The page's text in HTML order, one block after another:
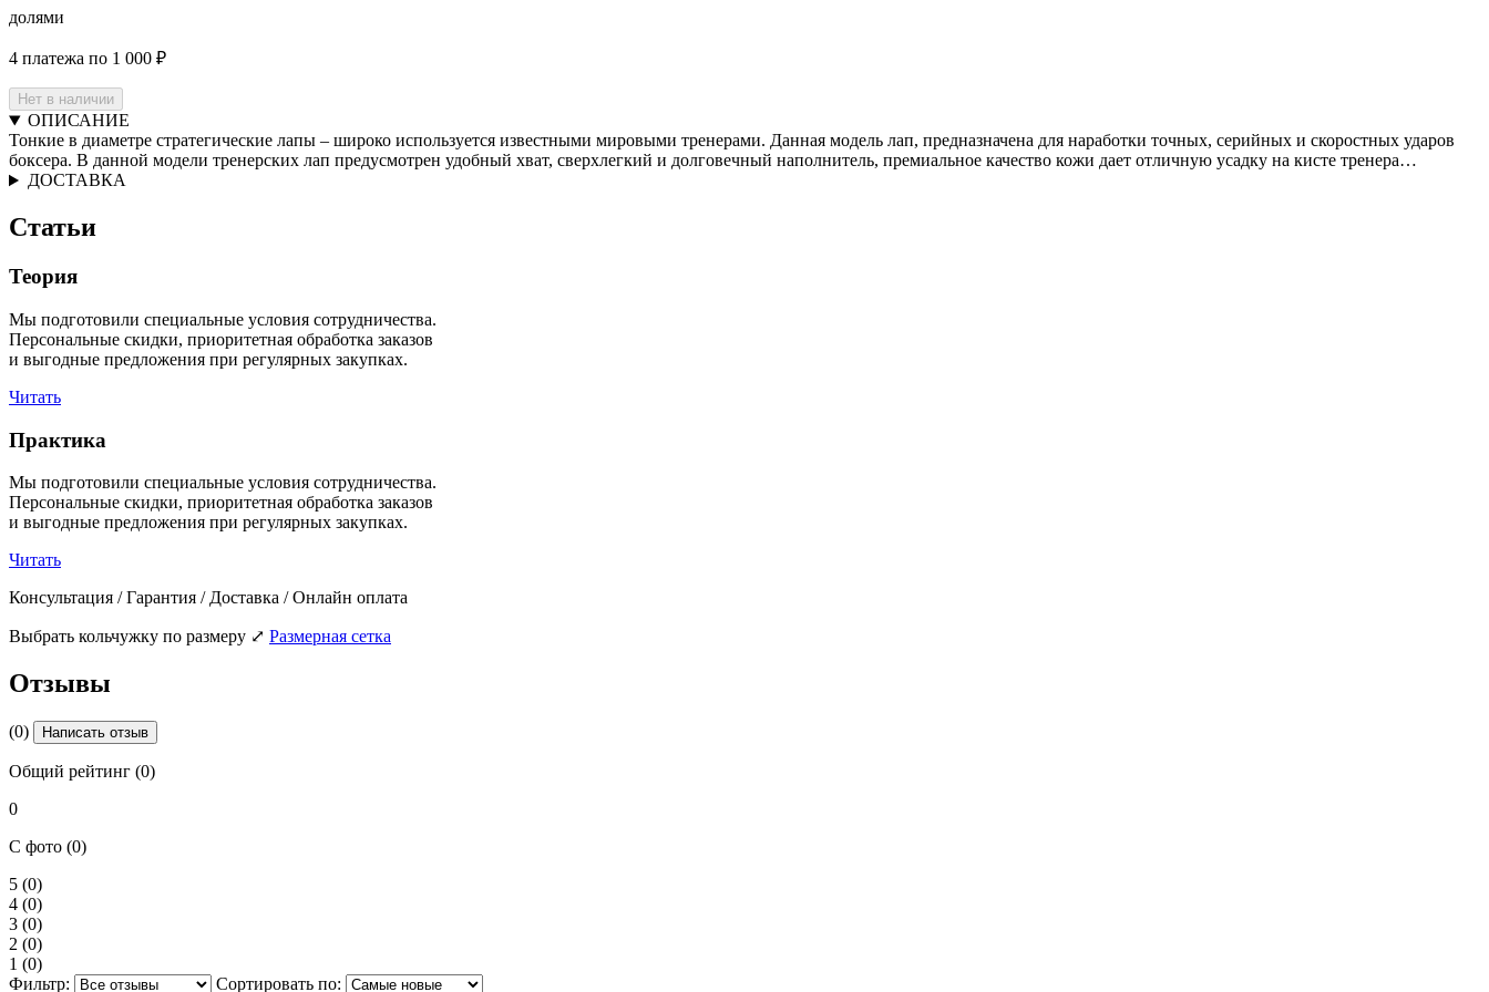
долями
4 платежа по 1 000 ₽
Нет в наличии
ОПИСАНИЕ
Тонкие в диаметре стратегические лапы – широко используется известными мировыми тренерами. Данная модель лап, предназначена для наработки точных, серийных и скоростных ударов
боксера. В данной модели тренерских лап предусмотрен удобный хват, сверхлегкий и долговечный наполнитель, премиальное качество кожи дает отличную усадку на кисте тренера…
ДОСТАВКА
Статьи
Теория
Мы подготовили специальные условия сотрудничества.
Персональные скидки, приоритетная обработка заказов
и выгодные предложения при регулярных закупках.
Читать
Практика
Мы подготовили специальные условия сотрудничества.
Персональные скидки, приоритетная обработка заказов
и выгодные предложения при регулярных закупках.
Читать
Консультация / Гарантия / Доставка / Онлайн оплата
Выбрать кольчужку по размеру ⤢ Размерная сетка
Отзывы
(0) Написать отзыв
Общий рейтинг (0)
0
С фото (0)
5 (0)
4 (0)
3 (0)
2 (0)
1 (0)
Фильтр:
Сортировать по: